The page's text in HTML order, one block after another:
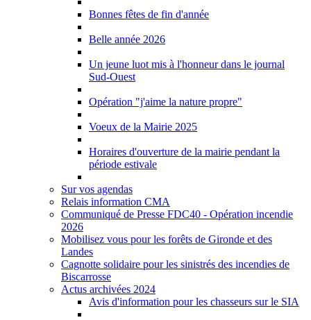
Bonnes fêtes de fin d'année
Belle année 2026
Un jeune luot mis à l'honneur dans le journal
Sud-Ouest
Opération "j'aime la nature propre"
Voeux de la Mairie 2025
Horaires d'ouverture de la mairie pendant la
période estivale
Sur vos agendas
Relais information CMA
Communiqué de Presse FDC40 - Opération incendie
2026
Mobilisez vous pour les forêts de Gironde et des
Landes
Cagnotte solidaire pour les sinistrés des incendies de
Biscarrosse
Actus archivées 2024
Avis d'information pour les chasseurs sur le SIA